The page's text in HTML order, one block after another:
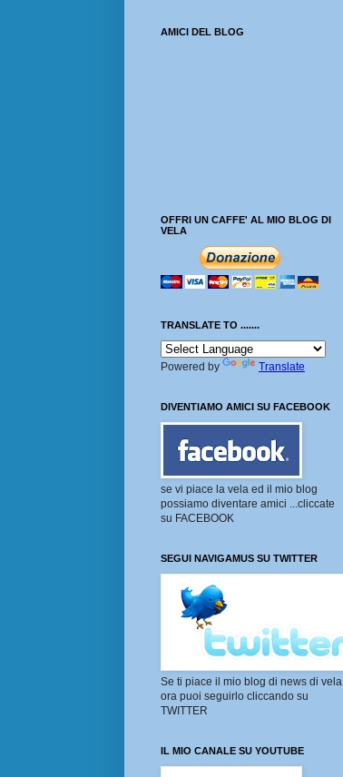
AMICI DEL BLOG
OFFRI UN CAFFE' AL MIO BLOG DI
VELA
TRANSLATE TO .......
Powered by Translate
DIVENTIAMO AMICI SU FACEBOOK
se vi piace la vela ed il mio blog
possiamo diventare amici ...cliccate
su FACEBOOK
SEGUI NAVIGAMUS SU TWITTER
Se ti piace il mio blog di news di vela
ora puoi seguirlo cliccando su
TWITTER
IL MIO CANALE SU YOUTUBE